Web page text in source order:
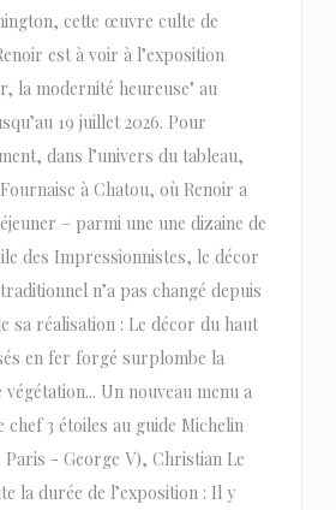
cette œuvre culte de
est à voir à l’exposition
la modernité heureuse" au
19 juillet 2026. Pour
dans l’univers du tableau,
à Chatou, où Renoir a
– parmi une une dizaine de
des Impressionnistes, le décor
n’a pas changé depuis
sa réalisation : Le décor du haut
en fer forgé surplombe la
Un nouveau menu a
chef 3 étoiles au guide Michelin
Paris - George V), Christian Le
la durée de l’exposition : Il y